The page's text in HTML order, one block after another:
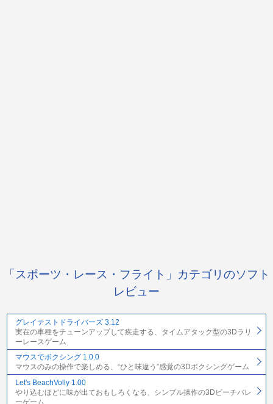
「スポーツ・レース・フライト」カテゴリのソフト
レビュー
グレイテストドライバーズ 3.12
実在の車種をチューンアップして疾走する、タイムアタック型の3Dラリ
ーレースゲーム
マウスでボクシング 1.0.0
マウスのみの操作で楽しめる、“ひと味違う”感覚の3Dボクシングゲーム
Let's BeachVolly 1.00
やり込むほどに味が出ておもしろくなる、シンプル操作の3Dビーチバレ
ーゲーム